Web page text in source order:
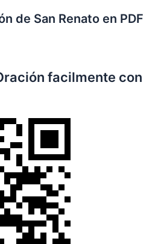
de San Renato en PDF
facilmente con